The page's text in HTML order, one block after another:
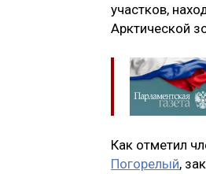
участков,
Арктической
Как отметил
Погорелый,